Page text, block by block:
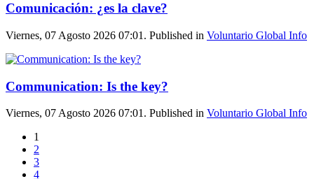
Comunicación: ¿es la clave?
Viernes, 07 Agosto 2026 07:01. Published in Voluntario Global Info
Communication: Is the key?
Viernes, 07 Agosto 2026 07:01. Published in Voluntario Global Info
1
2
3
4